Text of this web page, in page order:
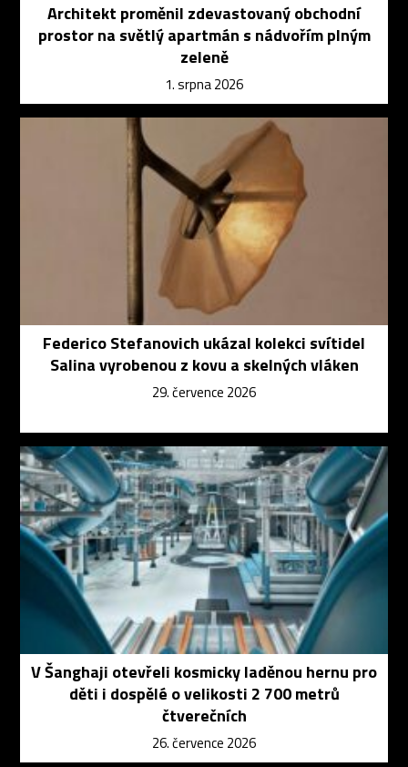
Architekt proměnil zdevastovaný obchodní
prostor na světlý apartmán s nádvořím plným
zeleně
1. srpna 2026
Federico Stefanovich ukázal kolekci svítidel
Salina vyrobenou z kovu a skelných vláken
29. července 2026
V Šanghaji otevřeli kosmicky laděnou hernu pro
děti i dospělé o velikosti 2 700 metrů
čtverečních
26. července 2026